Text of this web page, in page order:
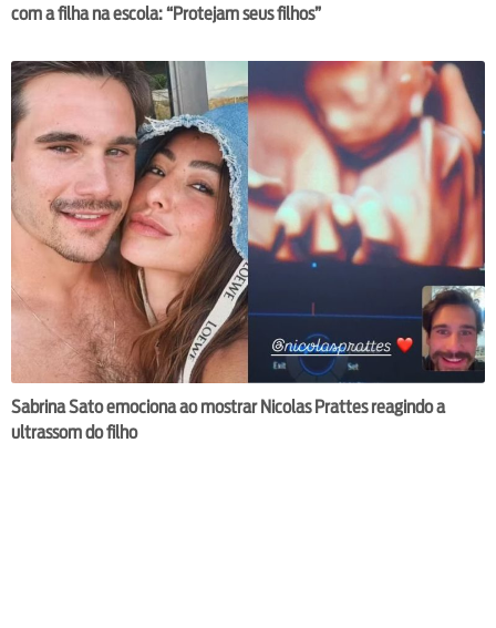
com a filha na escola: “Protejam seus filhos”
Sabrina Sato emociona ao mostrar Nicolas Prattes reagindo a
ultrassom do filho